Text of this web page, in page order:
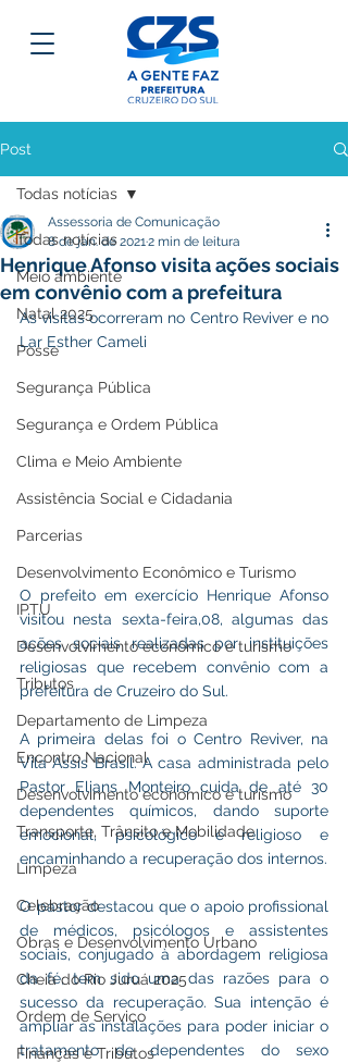
Post
Todas notícias
Meio ambiente
Natal 2025
Posse
Segurança Pública
Segurança e Ordem Pública
Clima e Meio Ambiente
Assistência Social e Cidadania
Parcerias
Desenvolvimento Econômico e Turismo
IPTU
Desenvolvimento econômico e turismo
Tributos
Departamento de Limpeza
Encontro Nacional
Desenvolvimento econômico e turismo
Transporte, Trânsito e Mobilidade
Limpeza
Celebração
Obras e Desenvolvimento Urbano
Cheia do Rio Juruá 2025
Ordem de Serviço
Finanças e Tributos
Todas notícias
Henrique Afonso visita ações sociais
em convênio com a prefeitura
Assessoria de Comunicação
8 de jan. de 20212 min de leitura
As visitas ocorreram no Centro Reviver e no
Lar Esther Cameli
O prefeito em exercício Henrique Afonso
visitou nesta sexta-feira,08, algumas das
ações sociais realizadas por instituições
religiosas que recebem convênio com a
prefeitura de Cruzeiro do Sul.
A primeira delas foi o Centro Reviver, na
Vila Assis Brasil. A casa administrada pelo
Pastor Elians Monteiro cuida de até 30
dependentes químicos, dando suporte
emocional, psicológico e religioso e
encaminhando a recuperação dos internos.
O pastor destacou que o apoio profissional
de médicos, psicólogos e assistentes
sociais, conjugado à abordagem religiosa
da fé, tem sido uma das razões para o
sucesso da recuperação. Sua intenção é
ampliar as instalações para poder iniciar o
tratamento de dependentes do sexo